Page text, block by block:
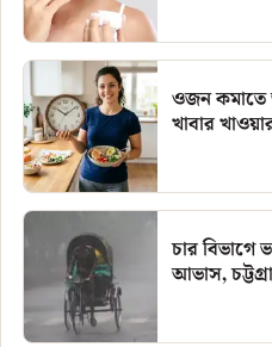
ওজন কমাতে
খাবার
চার বিভাগে
আভাস,